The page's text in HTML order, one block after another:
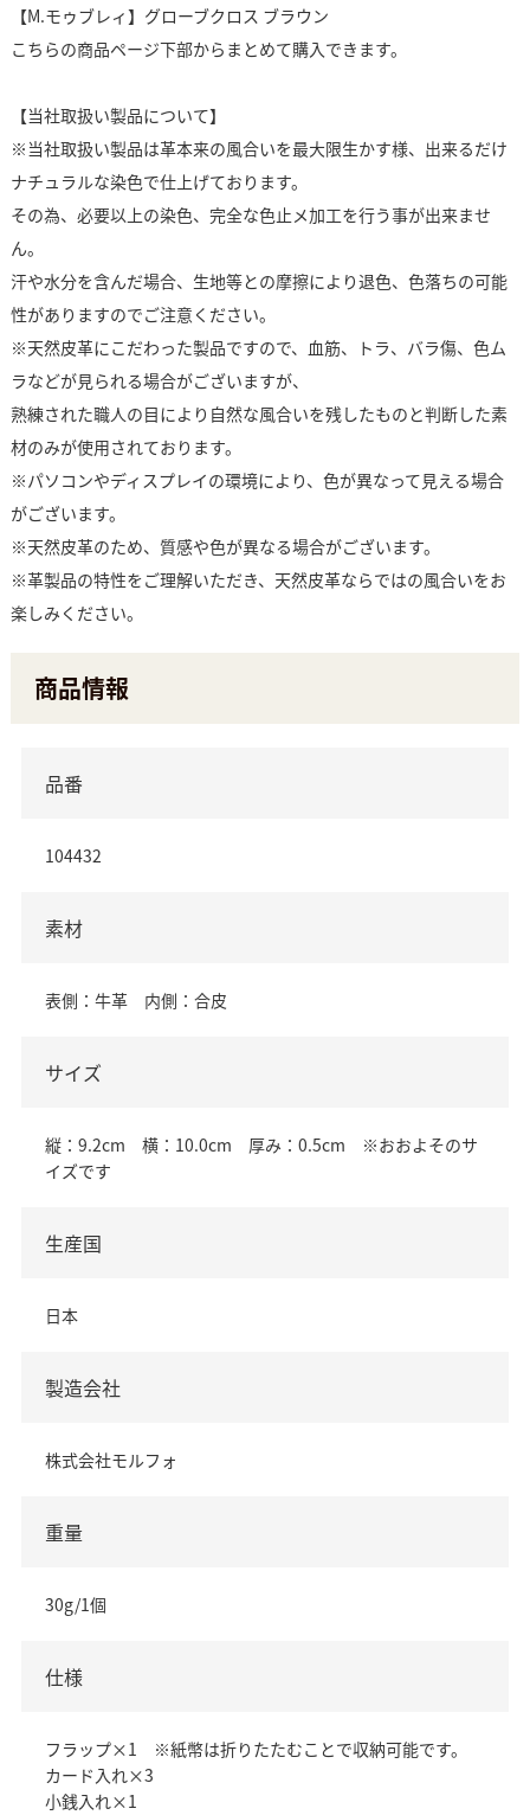
【M.モゥブレィ】グローブクロス ブラウン
こちらの商品ページ下部からまとめて購入できます。
【当社取扱い製品について】
※当社取扱い製品は革本来の風合いを最大限生かす様、出来るだけ
ナチュラルな染色で仕上げております。
その為、必要以上の染色、完全な色止メ加工を行う事が出来ませ
ん。
汗や水分を含んだ場合、生地等との摩擦により退色、色落ちの可能
性がありますのでご注意ください。
※天然皮革にこだわった製品ですので、血筋、トラ、バラ傷、色ム
ラなどが見られる場合がございますが、
熟練された職人の目により自然な風合いを残したものと判断した素
材のみが使用されております。
※パソコンやディスプレイの環境により、色が異なって見える場合
がございます。
※天然皮革のため、質感や色が異なる場合がございます。
※革製品の特性をご理解いただき、天然皮革ならではの風合いをお
楽しみください。
商品情報
品番
104432
素材
表側：牛革 内側：合皮
サイズ
縦：9.2cm 横：10.0cm 厚み：0.5cm ※おおよそのサ
イズです
生産国
日本
製造会社
株式会社モルフォ
重量
30g/1個
仕様
フラップ×1 ※紙幣は折りたたむことで収納可能です。
カード入れ×3
小銭入れ×1